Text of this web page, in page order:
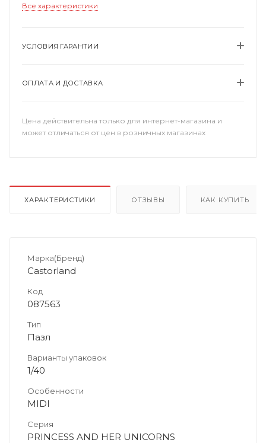
Все характеристики
УСЛОВИЯ ГАРАНТИИ
ОПЛАТА И ДОСТАВКА
Цена действительна только для интернет-магазина и
может отличаться от цен в розничных магазинах
ХАРАКТЕРИСТИКИ ОТЗЫВЫ КАК КУПИТЬ
Марка(Бренд)
Castorland
Код
087563
Тип
Пазл
Варианты упаковок
1/40
Особенности
MIDI
Серия
PRINCESS AND HER UNICORNS